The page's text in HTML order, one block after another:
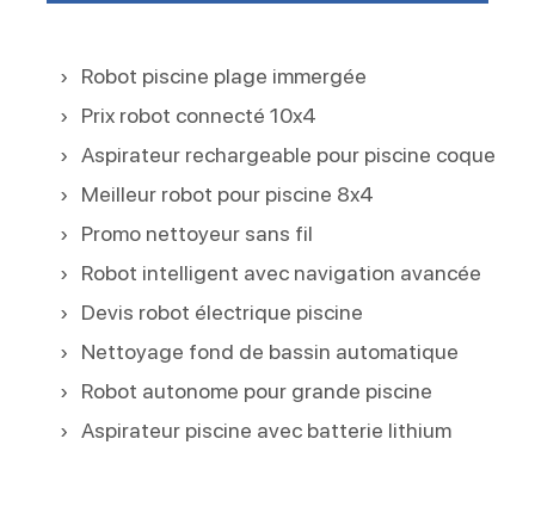
Robot piscine plage immergée
Prix robot connecté 10x4
Aspirateur rechargeable pour piscine coque
Meilleur robot pour piscine 8x4
Promo nettoyeur sans fil
Robot intelligent avec navigation avancée
Devis robot électrique piscine
Nettoyage fond de bassin automatique
Robot autonome pour grande piscine
Aspirateur piscine avec batterie lithium